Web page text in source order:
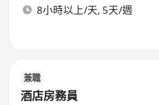
8小時以上/天, 5天/週
兼職
酒店房務員